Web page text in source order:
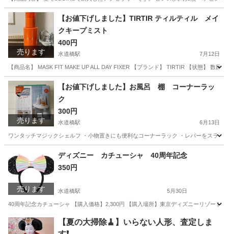
東京 千代田区 水道橋駅 アクセサリー
売ります
【お値下げしました】TIRTIR ティルティル メイ
クキープミスト
400円
水道橋駅 7月12日
【商品名】 MASK FIT MAKE UP ALL DAY FIXER 【ブランド】 TIRTIR 【状態】 数
東京 千代田区 水道橋駅 スキンケア
売ります
【お値下げしました】お風呂 棚 コーナーラッ
ク
300円
水道橋駅 6月13日
ワンタッチマジックシェルフ ・小物置きにも便利なコーナーラック ・レバーをスラ
水道橋駅 家具
売ります
ディズニー カチューシャ 40周年記念
350円
水道橋駅 5月30日
40周年記念カチューシャ 【購入価格】2,300円 【購入場所】東京ディズニーリゾート
東京 千代田区 水道橋駅 服/ファッション カチューシャ
【夏の大掃除🧹】いらない人形、査定しま